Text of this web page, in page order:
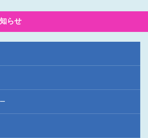
らせ